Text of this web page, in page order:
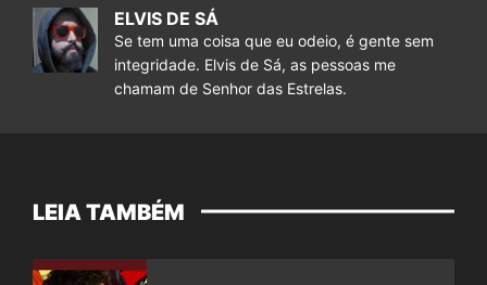
ELVIS DE SÁ
Se tem uma coisa que eu odeio, é gente sem
integridade. Elvis de Sá, as pessoas me
chamam de Senhor das Estrelas.
LEIA TAMBÉM